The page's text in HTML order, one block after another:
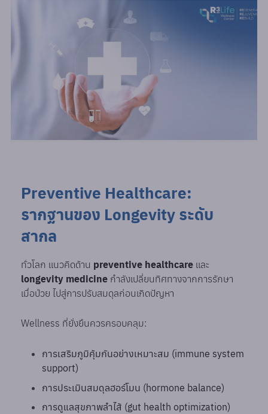
Preventive Healthcare:
รากฐานของ Longevity ระดับ
สากล
ทั่วโลก แนวคิดด้าน preventive healthcare และ
longevity medicine กำลังเปลี่ยนทิศทางจากการรักษา
เมื่อป่วย ไปสู่การปรับสมดุลก่อนเกิดปัญหา
Wellness ที่ยั่งยืนควรครอบคลุม:
การเสริมภูมิคุ้มกันอย่างเหมาะสม (immune system
support)
การประเมินสมดุลฮอร์โมน (hormone balance)
การดูแลสุขภาพลำไส้ (gut health optimization)